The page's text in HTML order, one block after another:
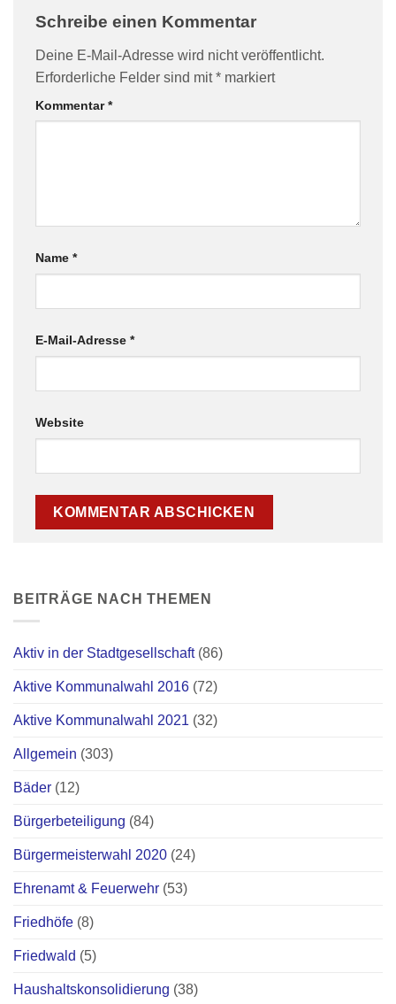
Schreibe einen Kommentar
Deine E-Mail-Adresse wird nicht veröffentlicht.
Erforderliche Felder sind mit* markiert
Kommentar*
Name *
E-Mail-Adresse *
Website
BEITRÄGE NACH THEMEN
Aktiv in der Stadtgesellschaft(86)
Aktive Kommunalwahl 2016 (72)
Aktive Kommunalwahl 2021 (32)
Allgemein (303)
Bäder (12)
Bürgerbeteiligung (84)
Bürgermeisterwahl 2020 (24)
Ehrenamt & Feuerwehr (53)
Friedhöfe (8)
Friedwald (5)
Haushaltskonsolidierung (38)